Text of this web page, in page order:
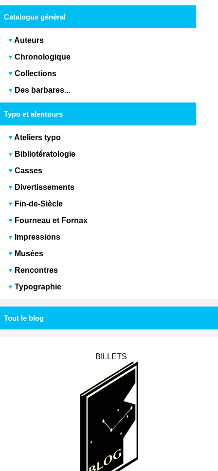
Catalogue général
Auteurs
Chronologique
Collections
Des barbares...
Typo et alentours
Ateliers typo
Bibliotératologie
Casses
Divertissements
Fin-de-Siècle
Fourneau et Fornax
Impressions
Musées
Rencontres
Typographie
Tout le blog
BILLETS